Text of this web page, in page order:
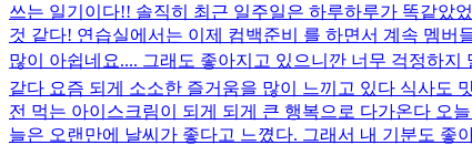
쓰는 일기이다!! 솔직히 최근 일주일은 하루하루가 똑같았
것 같다! 연습실에서는 이제 컴백준비 를 하면서 계속 멤버
많이 아쉽네요.... 그래도 좋아지고 있으니깐 너무 걱정하
같다 요즘 되게 소소한 즐거움을 많이 느끼고 있다 식사도
전 먹는 아이스크림이 되게 되게 큰 행복으로 다가온다 오
늘은 오랜만에 날씨가 좋다고 느꼈다. 그래서 내 기분도